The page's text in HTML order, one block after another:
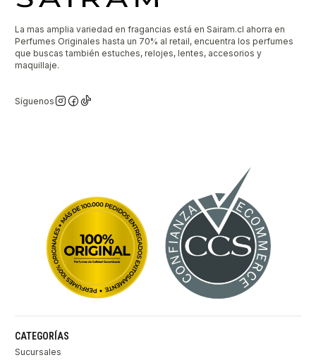
La mas amplia variedad en fragancias está en Sairam.cl ahorra en
Perfumes Originales hasta un 70% al retail, encuentra los perfumes
que buscas también estuches, relojes, lentes, accesorios y
maquillaje.
Síguenos
CATEGORÍAS
Sucursales